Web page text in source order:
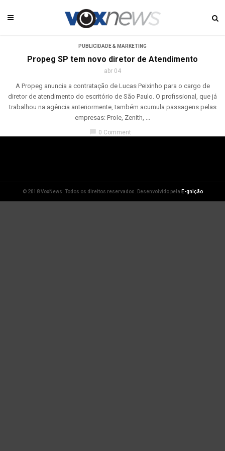
PUBLICIDADE & MARKETING
Propeg SP tem novo diretor de Atendimento
abr 04
A Propeg anuncia a contratação de Lucas Peixinho para o cargo de
diretor de atendimento do escritório de São Paulo. O profissional, que já
trabalhou na agência anteriormente, também acumula passagens pelas
empresas: Prole, Zenith, ...
chat_bubble 0 Comment
© 2018 VoxNews. Todos os direitos reservados. Desenvolvido pela E-gnição